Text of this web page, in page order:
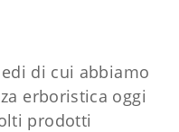
di cui abbiamo
erboristica oggi
prodotti